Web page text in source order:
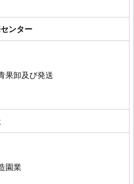
ンター
果卸及び発送
園業